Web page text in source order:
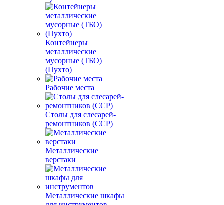
Контейнеры
металлические
мусорные (ТБО)
(Пухто)
Рабочие места
Столы для слесарей-
ремонтников (ССР)
Металлические
верстаки
Металлические шкафы